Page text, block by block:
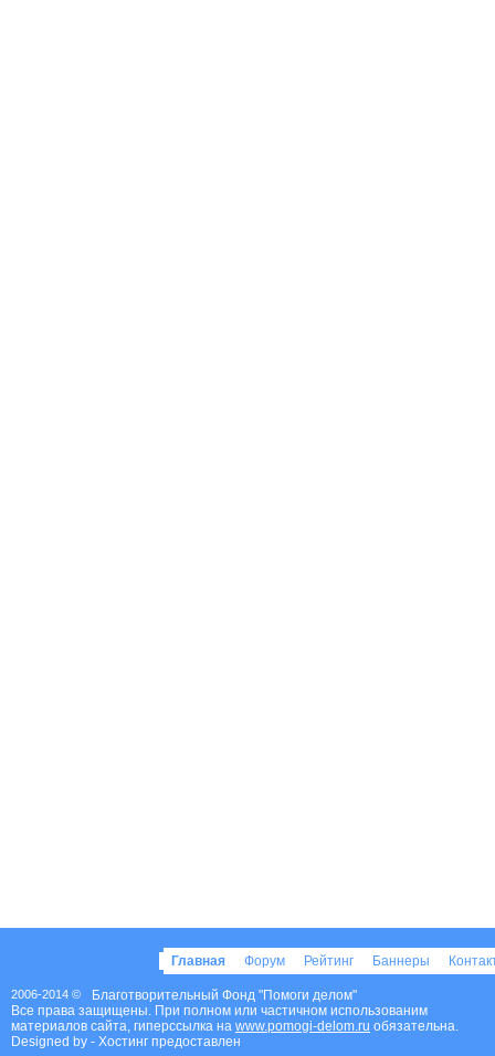
Главная Форум Рейтинг Баннеры
2006-2014 ©
Благотворительный Фонд "Помоги делом"
Все права защищены. При полном или частичном использованим
материалов сайта, гиперссылка на www.pomogi-delom.ru обязательна.
Designed by - Хостинг предоставлен